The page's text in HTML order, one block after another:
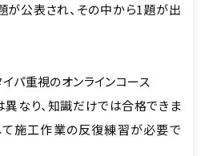
公表され、その中から1題が出
パ重視のオンラインコース
なり、知識だけでは合格できま
て施工作業の反復練習が必要で